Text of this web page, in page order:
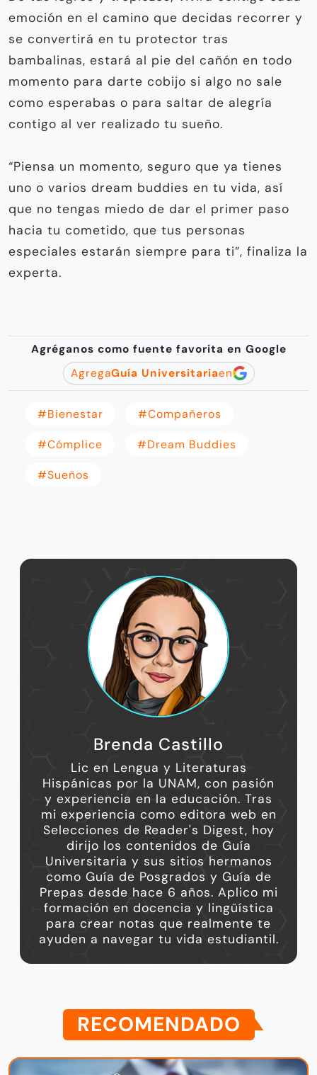
emoción en el camino que decidas recorrer y
se convertirá en tu protector tras
bambalinas, estará al pie del cañón en todo
momento para darte cobijo si algo no sale
como esperabas o para saltar de alegría
contigo al ver realizado tu sueño.
“Piensa un momento, seguro que ya tienes
uno o varios dream buddies en tu vida, así
que no tengas miedo de dar el primer paso
hacia tu cometido, que tus personas
especiales estarán siempre para ti”, finaliza la
experta.
Agréganos como fuente favorita en Google
AgregaGuía Universitariaen
#bienestar #Compañeros
#Cómplice #Dream Buddies
#Sueños
Brenda Castillo
Lic en Lengua y Literaturas
Hispánicas por la UNAM, con pasión
y experiencia en la educación. Tras
mi experiencia como editora web en
Selecciones de Reader's Digest, hoy
dirijo los contenidos de Guía
Universitaria y sus sitios hermanos
como Guía de Posgrados y Guía de
Prepas desde hace 6 años. Aplico mi
formación en docencia y lingüística
para crear notas que realmente te
ayuden a navegar tu vida estudiantil.
RECOMENDADO